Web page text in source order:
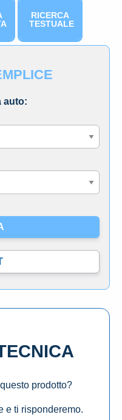
RICERCA
TESTUALE
auto:
prodotto?
e ti risponderemo.